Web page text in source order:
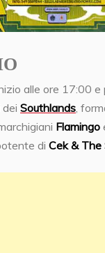
alle ore 17:00
Southlands,
Flamingo
di Cek & The